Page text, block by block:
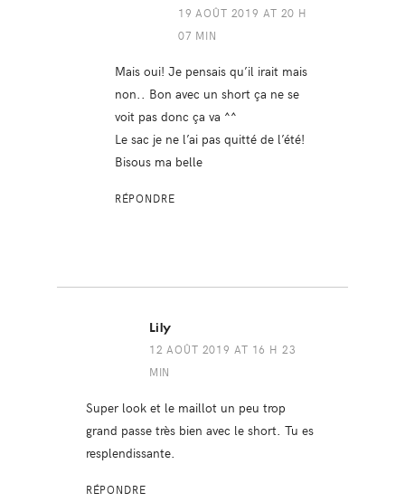
19 AOÛT 2019 AT 20 H
07 MIN
Mais oui! Je pensais qu’il irait mais
non.. Bon avec un short ça ne se
voit pas donc ça va ^^
Le sac je ne l’ai pas quitté de l’été!
Bisous ma belle
RÉPONDRE
Lily
12 AOÛT 2019 AT 16 H 23
MIN
Super look et le maillot un peu trop
grand passe très bien avec le short. Tu es
resplendissante.
RÉPONDRE